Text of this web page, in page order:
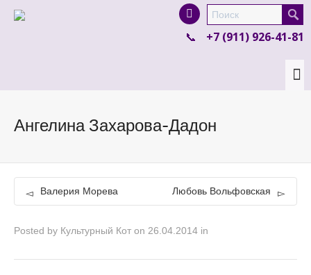
product in a size size .
colour items.
+7 (911) 926-41-81
Ангелина Захарова-Дадон
Валерия Морева Любовь Вольфовская
Posted by Культурный Кот on 26.04.2014 in